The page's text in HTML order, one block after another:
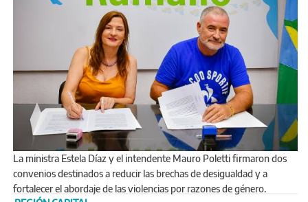
La ministra Estela Díaz y el intendente Mauro Poletti firmaron dos
convenios destinados a reducir las brechas de desigualdad y a
fortalecer el abordaje de las violencias por razones de género.